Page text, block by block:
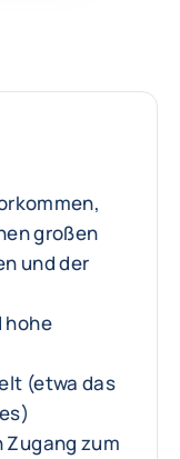
großen
und der
hohe
(etwa das
zum